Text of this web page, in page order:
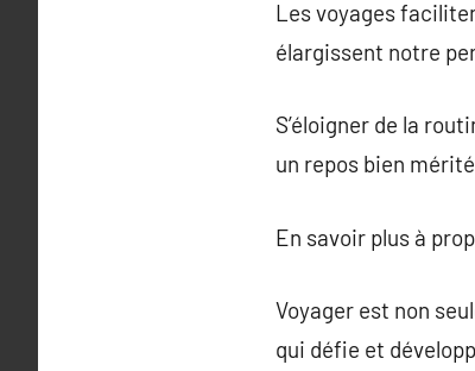
Les voyages
élargissent notre
S’éloigner de la
un repos bien
En savoir plus à
Voyager est non
qui défie et